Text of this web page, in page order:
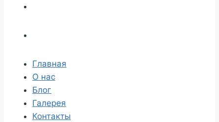
Главная
О нас
Блог
Галерея
Контакты